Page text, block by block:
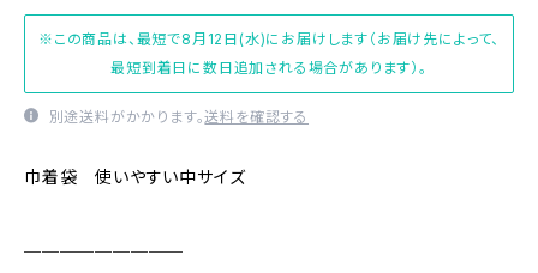
※この商品は、最短で8月12日(水)にお届けします（お届け先によって、
最短到着日に数日追加される場合があります）。
別途送料がかかります。送料を確認する
巾着袋 使いやすい中サイズ